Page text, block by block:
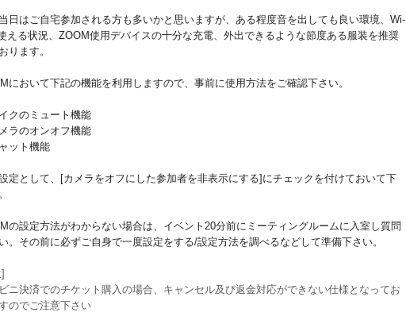
日はご自宅参加される方も多いかと思いますが、ある程度音を出しても良い環境、Wi-
える状況、ZOOM使用デバイスの十分な充電、外出できるような節度ある服装を推奨
ります。
において下記の機能を利用しますので、事前に使用方法をご確認下さい。
クのミュート機能
ラのオンオフ機能
ット機能
定として、[カメラをオフにした参加者を非表示にする]にチェックを付けておいて下
の設定方法がわからない場合は、イベント20分前にミーティングルームに入室し質問
。その前に必ずご自身で一度設定をする/設定方法を調べるなどして準備下さい。
ニ決済でのチケット購入の場合、キャンセル及び返金対応ができない仕様となってお
のでご注意下さい